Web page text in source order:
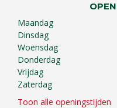
Maandag
Dinsdag
Woensdag
Donderdag
Vrijdag
Zaterdag
Toon alle openingstijden